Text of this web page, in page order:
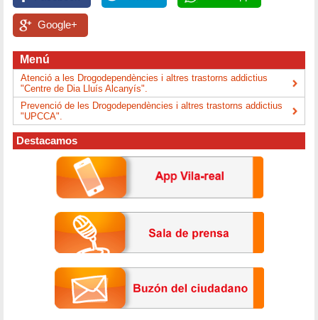
Google+
Menú
Atenció a les Drogodependències i altres trastorns addictius
"Centre de Dia Lluís Alcanyís".
Prevenció de les Drogodependències i altres trastorns addictius
"UPCCA".
Destacamos